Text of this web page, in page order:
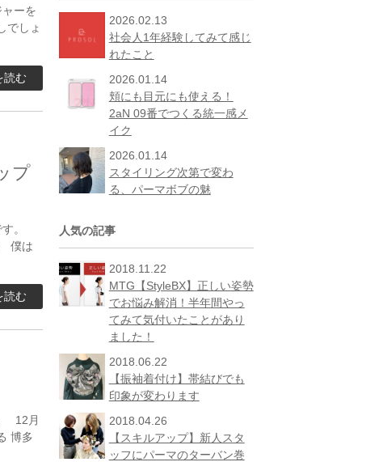
ーを
でしょ
読む
プ
す。
僕は
読む
12月
博多
2026.02.13
社会人1年経験してみて感じ
れたこと
2026.01.14
頬にも目元にも使える！
2aN 09番でつくる統一感メ
イク
2026.01.14
スタイリング次第で変わ
る、パーマボブの魅
人気の記事
2018.11.22
MTG【StyleBX】正しい姿勢
でお悩み解消！半年間やっ
てみて気付いたことがあり
ました！
2018.06.22
【振袖着付け】帯結びでも
印象が変わります
2018.04.26
【スキルアップ】新人スタ
ッフにパーマのターバン巻